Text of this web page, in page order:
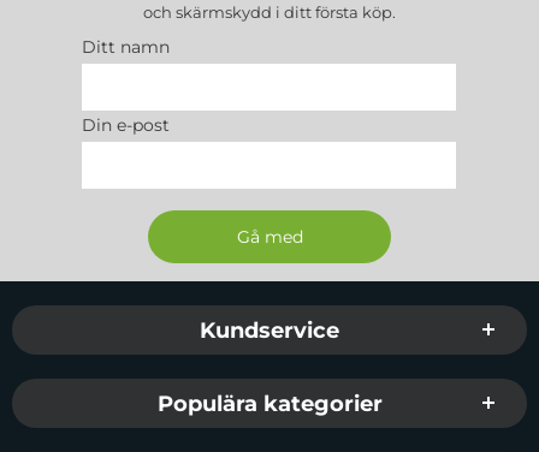
och skärmskydd i ditt första köp.
Ditt namn
Din e-post
Sidfot Blandad info och länkar
Kundservice
Populära kategorier